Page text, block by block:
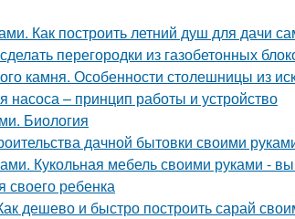
Как построить летний душ для дачи
перегородки из газобетонных
камня. Особенности столешницы из
насоса – принцип работы и устройство
Биология
дачной бытовки своими
Кукольная мебель своими руками -
своего ребенка
дешево и быстро построить сарай